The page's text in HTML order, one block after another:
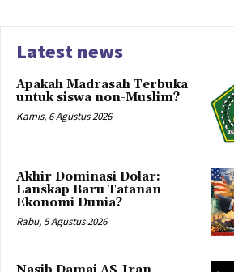
Latest news
Apakah Madrasah Terbuka
untuk siswa non-Muslim?
Kamis, 6 Agustus 2026
Akhir Dominasi Dolar:
Lanskap Baru Tatanan
Ekonomi Dunia?
Rabu, 5 Agustus 2026